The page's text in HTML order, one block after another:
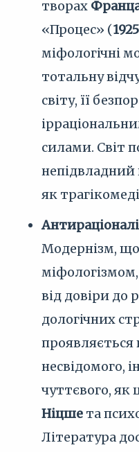
творах
«Процес» (1925
міфологічні
тотальну
світу, її
силами. Світ
непідвладний
як
Модернізм, що
від довіри до
дологічних
проявляється
несвідомого,
чуттєвого, як
Ніцше та
Література